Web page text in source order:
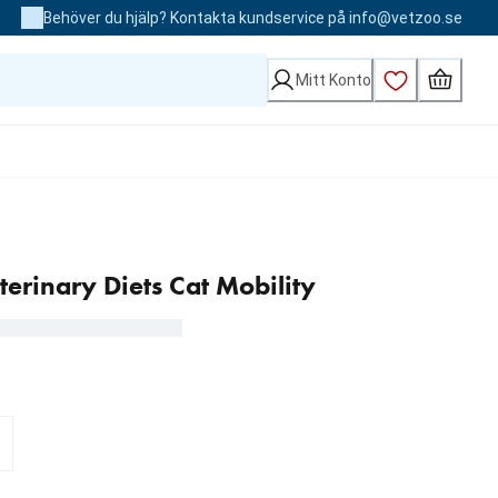
Behöver du hjälp? Kontakta kundservice på info@vetzoo.se
Mitt Konto
Diets Cat Mobility